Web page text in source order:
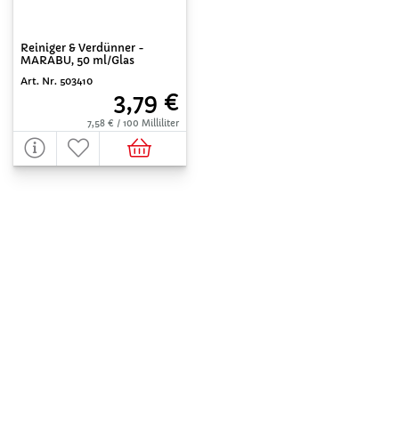
Reiniger & Verdünner -
MARABU, 50 ml/Glas
Art. Nr. 503410
3,79 €
7,58 € / 100 Milliliter